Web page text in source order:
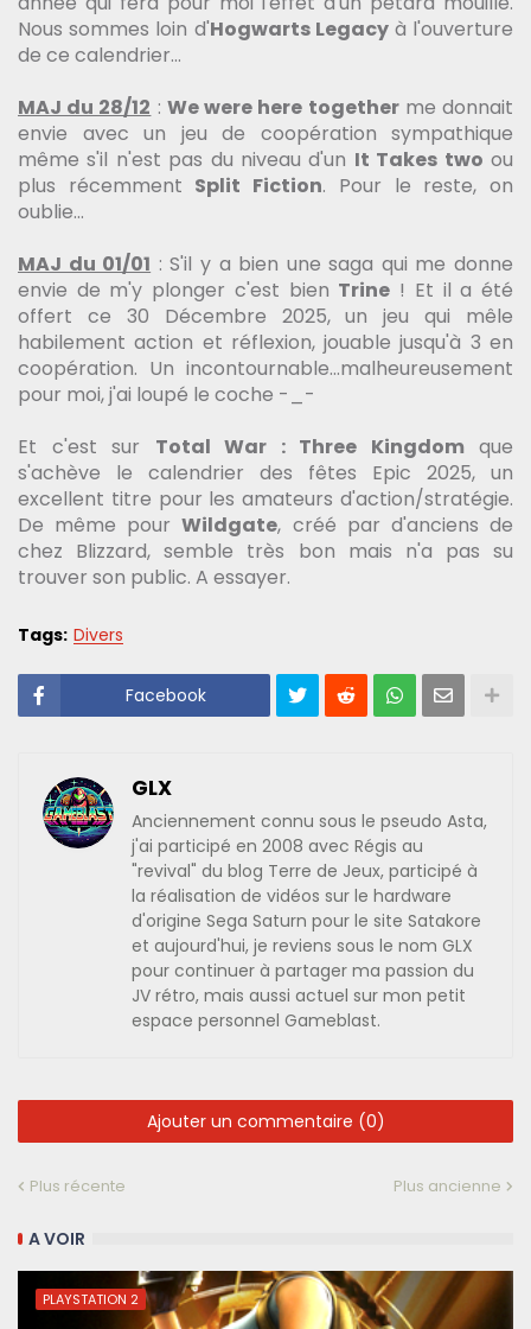
Nous sommes loin d'Hogwarts Legacyà l'ouverture
de ce calendrier...
MAJ du 28/12 : We were here togetherme donnait
envie avec un jeu de coopération sympathique
même s'il n'est pas du niveau d'un It Takes two ou
plus récemment Split Fiction. Pour le reste, on
oublie...
MAJ du 01/01 : S'il y a bien une saga qui me donne
envie de m'y plonger c'est bien Trine ! Et il a été
offert ce 30 Décembre 2025, un jeu qui mêle
habilement action et réflexion, jouable jusqu'à 3 en
coopération. Un incontournable...malheureusement
pour moi, j'ai loupé le coche -_-
Et c'est sur Total War : Three Kingdomque
s'achève le calendrier des fêtes Epic 2025, un
excellent titre pour les amateurs d'action/stratégie.
De même pourWildgate, créé par d'anciens de
chez Blizzard, semble très bon mais n'a pas su
trouver son public. A essayer.
Tags: Divers
Facebook
GLX
Anciennement connu sous le pseudo Asta,
j'ai participé en 2008 avec Régis au
"revival" du blog Terre de Jeux, participé à
la réalisation de vidéos sur le hardware
d'origine Sega Saturn pour le site Satakore
et aujourd'hui, je reviens sous le nom GLX
pour continuer à partager ma passion du
JV rétro, mais aussi actuel sur mon petit
espace personnel Gameblast.
Ajouter un commentaire (0)
Plus récente Plus ancienne
A VOIR
PLAYSTATION 2